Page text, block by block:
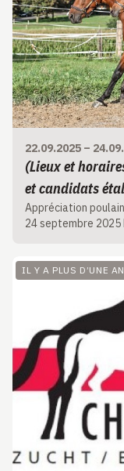
22.09.2025 –
(Lieux et
et candidats
Appréciation
24 septembre
IL Y A PLUS D’UNE